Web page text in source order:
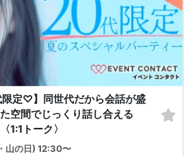
限定♡】同世代だから会話が盛
空間でじっくり話し合える
1:1トーク〉
山の日) 12:30〜